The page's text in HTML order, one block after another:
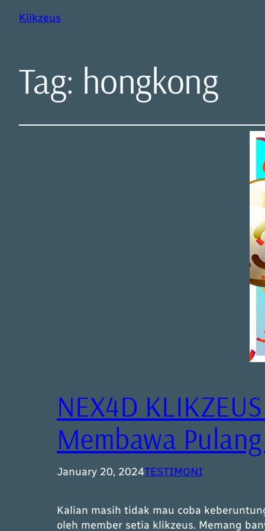
Klikzeus
Tag: hongkong
NEX4D
Membawa
January 20, 2024TESTIMONI
Kalian masih tidak mau coba
oleh member setia klikzeus. Memang